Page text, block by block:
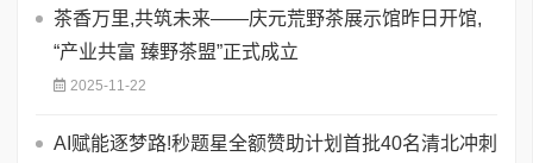
茶香万里,共筑未来——庆元荒野茶展示馆昨日开馆,
“产业共富 臻野茶盟”正式成立
2025-11-22
AI赋能逐梦路!秒题星全额赞助计划首批40名清北冲刺